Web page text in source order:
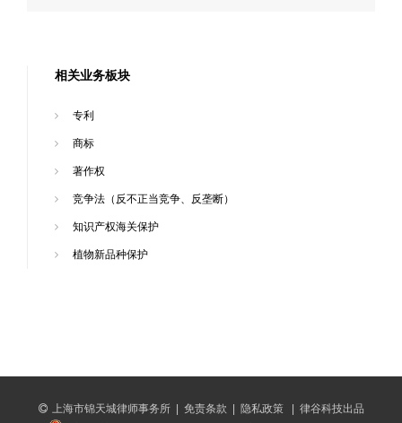
相关业务板块
专利
商标
著作权
竞争法（反不正当竞争、反垄断）
知识产权海关保护
植物新品种保护
上海市锦天城律师事务所 | 免责条款 | 隐私政策 | 律谷科技出品